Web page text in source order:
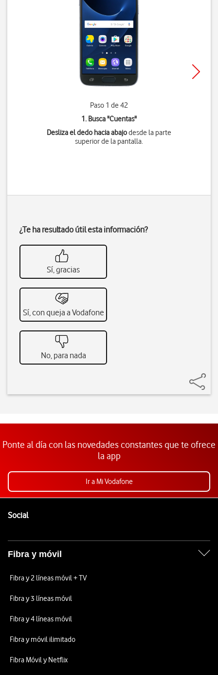
Paso 1 de 42
1. Busca "Cuentas"
Desliza el dedo hacia abajodesde la parte
superior de la pantalla.
¿Te ha resultado útil esta información?
Sí, gracias
Sí, con queja a Vodafone
No, para nada
Ponte al día con las novedades constantes que te ofrece
la app
Ir a Mi Vodafone
SocialEnlaces a las redes sociales de Vodafone
Fibra y móvil
Fibra y 2 líneas móvil + TV
Fibra y 3 líneas móvil
Fibra y 4 líneas móvil
Fibra y móvil ilimitado
Fibra Móvil y Netflix